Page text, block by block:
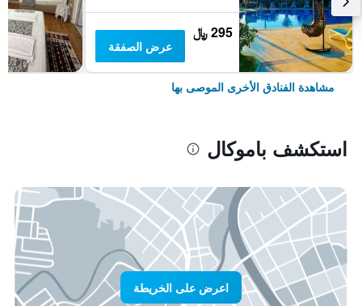
295 ﷼
عرض الصفقة
مشاهدة الفنادق الأخرى الموصى بها
استكشف باموكال
اعرض على الخريطة